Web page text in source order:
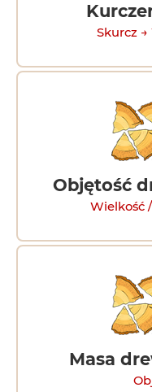
Skurcz
Objętość
Wielkość
Masa